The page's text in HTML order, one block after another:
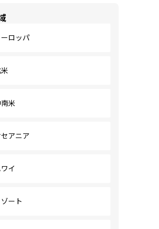
ロッパ
米
アニア
イ
ート